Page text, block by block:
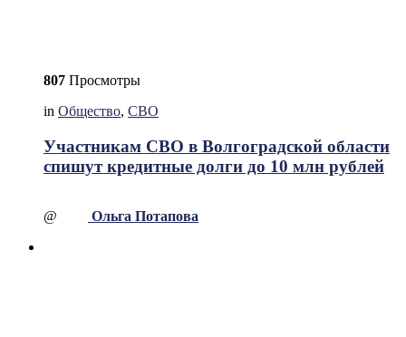
807 Просмотры
in Общество, СВО
Участникам СВО в Волгоградской области
спишут кредитные долги до 10 млн рублей
@ Ольга Потапова